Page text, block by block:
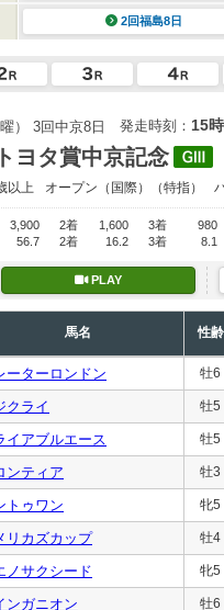
2回福島8日
） 3回中京8日 発走時刻： 15
トヨタ賞中京記念
以上 オープン （国際）（特指）
3,900 2着 1,600 3着
980
56.7 2着 16.2 3着 8.1
PLAY
馬名 性齢
ーターロンドン 牡6
クライ 牡5
イアブルエース 牡5
ンティア 牡3
トゥワン 牝5
リカズカップ 牡4
ノサクシード 牝5
ンガニオン 牡6